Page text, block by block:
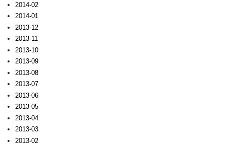
2014-02
2014-01
2013-12
2013-11
2013-10
2013-09
2013-08
2013-07
2013-06
2013-05
2013-04
2013-03
2013-02